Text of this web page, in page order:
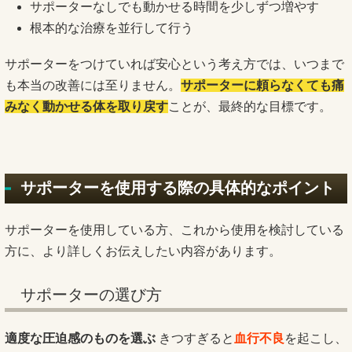
サポーターなしでも動かせる時間を少しずつ増やす
根本的な治療を並行して行う
サポーターをつけていれば安心という考え方では、いつまで
も本当の改善には至りません。 サポーターに頼らなくても痛
みなく動かせる体を取り戻すことが、最終的な目標です。
サポーターを使用する際の具体的なポイント
サポーターを使用している方、これから使用を検討している
方に、より詳しくお伝えしたい内容があります。
サポーターの選び方
適度な圧迫感のものを選ぶ きつすぎると 血行不良 を起こし、